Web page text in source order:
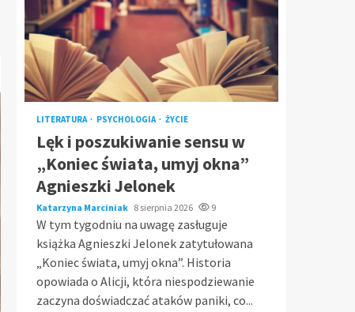
LITERATURA PSYCHOLOGIA ŻYCIE
Lęk i poszukiwanie sensu w
„Koniec świata, umyj okna”
Agnieszki Jelonek
Katarzyna Marciniak 8 sierpnia 2026 9
W tym tygodniu na uwagę zasługuje
książka Agnieszki Jelonek zatytułowana
„Koniec świata, umyj okna”. Historia
opowiada o Alicji, która niespodziewanie
zaczyna doświadczać ataków paniki, co...